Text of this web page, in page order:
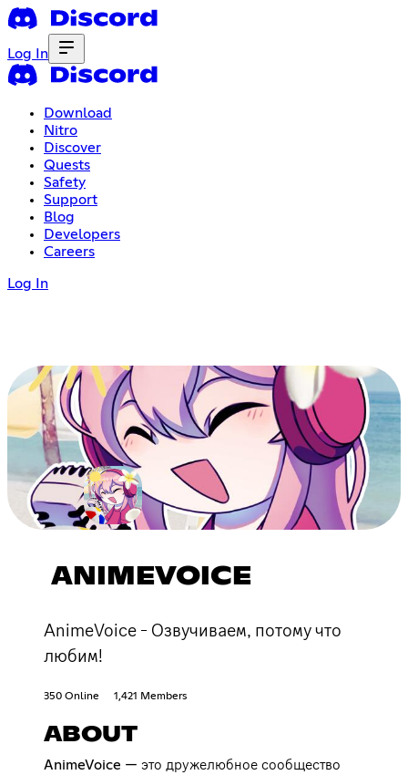
Log In
Download
Nitro
Discover
Quests
Safety
Support
Blog
Developers
Careers
Log In
ANIMEVOICE
AnimeVoice - Озвучиваем, потому что
любим!
350 Online 1,421 Members
ABOUT
AnimeVoice — это дружелюбное сообщество